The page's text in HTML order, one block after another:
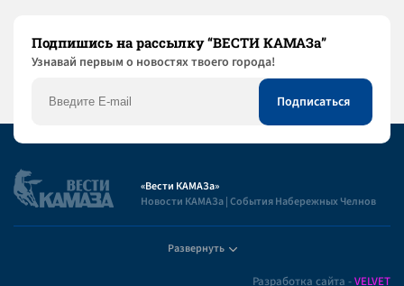
Подпишись на рассылку “ВЕСТИ КАМАЗа”
Узнaвай первым о новостях твоего города!
«Вести КАМАЗа»
Новости КАМАЗа | События Набережных Челнов
Развернуть
Разработка сайта -VELVET